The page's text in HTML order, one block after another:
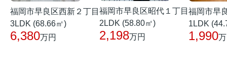
福岡市早良区西新２丁目
3LDK (68.66㎡)
6,380万円
福岡市早良区昭代１丁目
2LDK (58.80㎡)
2,198万円
福岡市早
1LDK
1,990